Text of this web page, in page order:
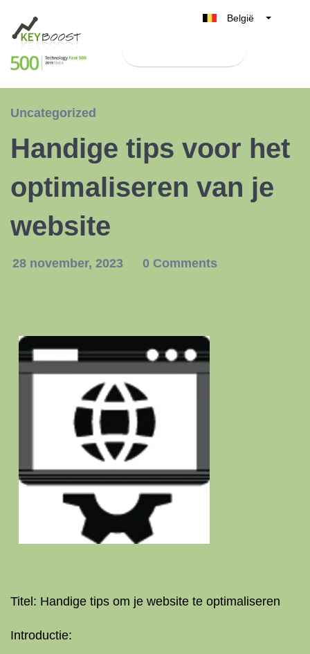
België
Nederland
España
Uncategorized
Handige tips voor het
optimaliseren van je
website
28 november, 2023 0 Comments
Titel: Handige tips om je website te optimaliseren
Introductie: